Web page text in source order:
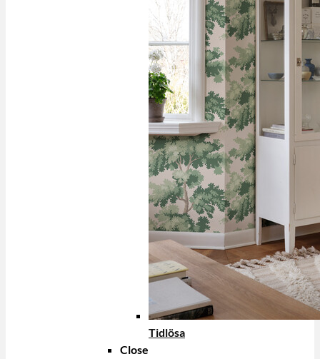
Tidlösa
Close